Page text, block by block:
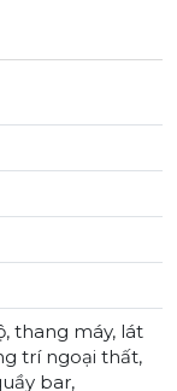
thang máy, lát
trí ngoại thất,
bar,